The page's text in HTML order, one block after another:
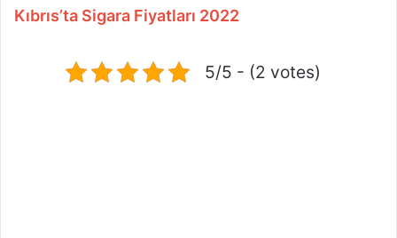
Kıbrıs’ta Sigara Fiyatları 2022
5/5 - (2 votes)